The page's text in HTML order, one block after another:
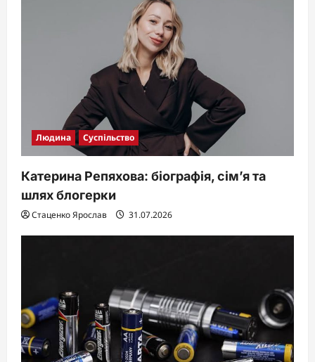
Людина Суспільство
Катерина Репяхова: біографія, сім’я та
шлях блогерки
Стаценко Ярослав 31.07.2026